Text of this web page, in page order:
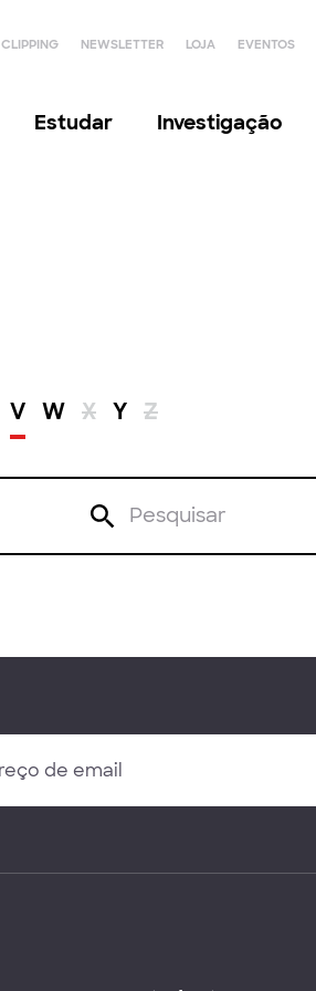
CLIPPING NEWSLETTER LOJA EVENTOS
Estudar Investigação
V W X Y Z